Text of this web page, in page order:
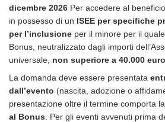
dicembre 2026 Per accedere al
in possesso di un ISEE per specifiche
per l’inclusione per il minore per il
Bonus, neutralizzato dagli importi
universale, non superiore a 40.000 euro
La domanda deve essere presentata
dall’evento (nascita, adozione o
presentazione oltre il termine comporta la
al Bonus . Per gli eventi avvenuti prima